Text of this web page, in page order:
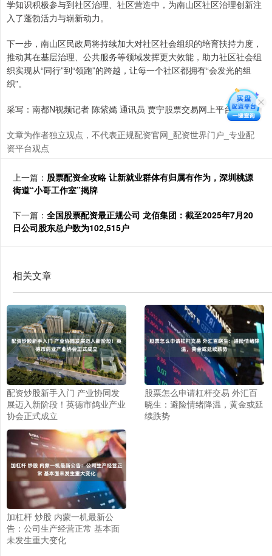
学知识积极参与到社区治理、社区营造中，为南山区社区治理创新注
入了蓬勃活力与崭新动力。
下一步，南山区民政局将持续加大对社区社会组织的培育扶持力度，
推动其在基层治理、公共服务等领域发挥更大效能，助力社区社会组
织实现从“同行”到“领跑”的跨越，让每一个社区都拥有“会发光的组
织”。
采写：南都N视频记者 陈紫嫣 通讯员 贾宁股票交易网上平台
文章为作者独立观点，不代表正规配资官网_配资世界门户_专业配
资平台观点
上一篇： 股票配资全攻略 让新就业群体有归属有作为，深圳桃源
街道“小哥工作室”揭牌
下一篇： 全国股票配资最正规公司 龙佰集团：截至2025年7月20
日公司股东总户数为102,515户
相关文章
配资炒股新手入门 产业协同发
展迈入新阶段！英德市鸽业产业
协会正式成立
股票怎么申请杠杆交易 外汇百
晓生：避险情绪降温，黄金或延
续跌势
加杠杆 炒股 内蒙一机最新公
告：公司生产经营正常 基本面
未发生重大变化